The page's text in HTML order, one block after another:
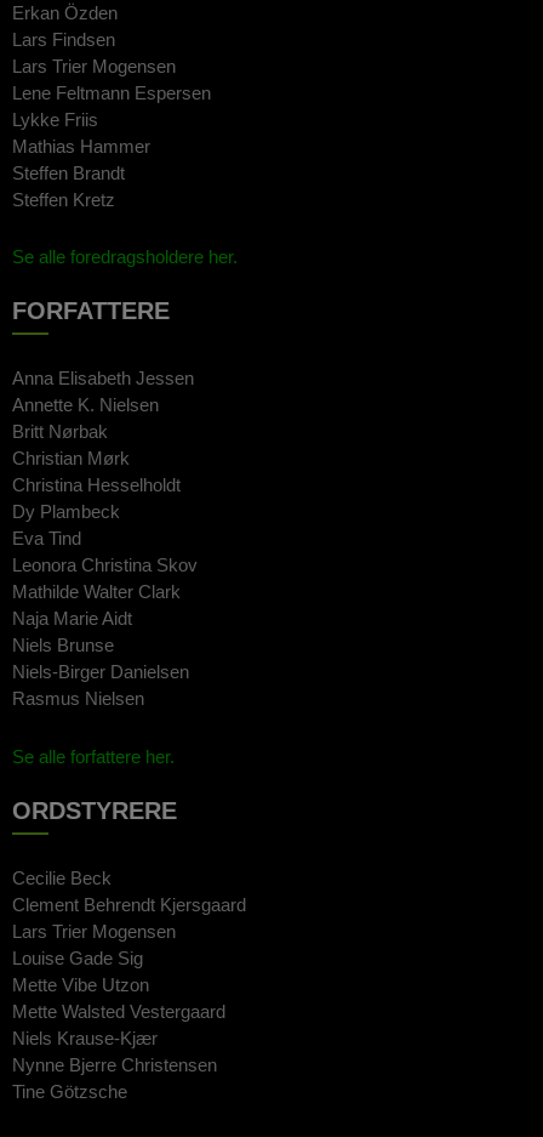
Erkan Özden
Lars Findsen
Lars Trier Mogensen
Lene Feltmann Espersen
Lykke Friis
Mathias Hammer
Steffen Brandt
Steffen Kretz
Se alle foredragsholdere her.
FORFATTERE
Anna Elisabeth Jessen
Annette K. Nielsen
Britt Nørbak
Christian Mørk
Christina Hesselholdt
Dy Plambeck
Eva Tind
Leonora Christina Skov
Mathilde Walter Clark
Naja Marie Aidt
Niels Brunse
Niels-Birger Danielsen
Rasmus Nielsen
Se alle forfattere her.
ORDSTYRERE
Cecilie Beck
Clement Behrendt Kjersgaard
Lars Trier Mogensen
Louise Gade Sig
Mette Vibe Utzon
Mette Walsted Vestergaard
Niels Krause-Kjær
Nynne Bjerre Christensen
Tine Götzsche